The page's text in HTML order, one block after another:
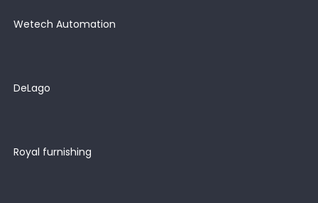
Wetech Automation
DeLago
Royal furnishing